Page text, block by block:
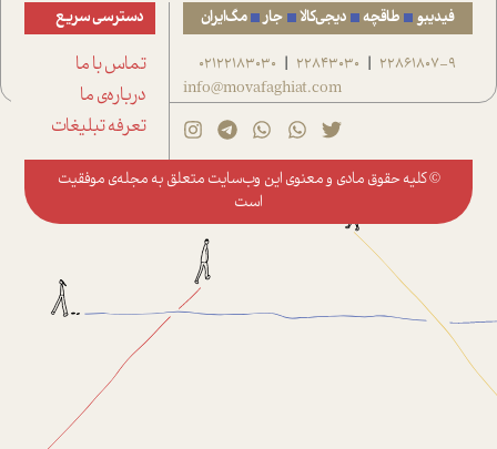
فیدیبو طاقچه دیجی‌کالا جار مگ‌ایران
22861807-9
|
22843030
|
02122183030
info@movafaghiat.com
دسترسی سریع
تماس با ما
درباره‌ی ما
تعرفه تبلیغات
© کلیه حقوق مادی و معنوی این وب‌سایت متعلق به مجله‌ی موفقیت
است